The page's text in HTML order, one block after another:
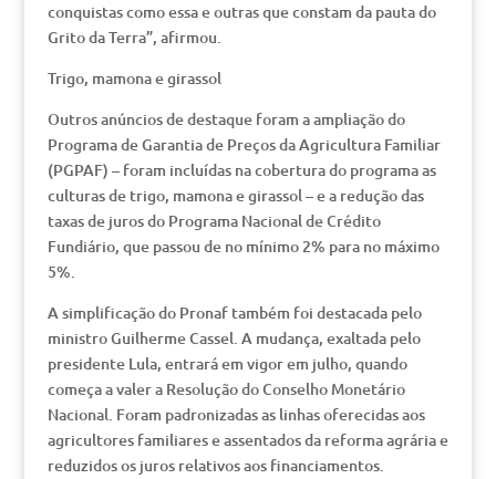
conquistas como essa e outras que constam da pauta do
Grito da Terra”, afirmou.
Trigo, mamona e girassol
Outros anúncios de destaque foram a ampliação do
Programa de Garantia de Preços da Agricultura Familiar
(PGPAF) – foram incluídas na cobertura do programa as
culturas de trigo, mamona e girassol – e a redução das
taxas de juros do Programa Nacional de Crédito
Fundiário, que passou de no mínimo 2% para no máximo
5%.
A simplificação do Pronaf também foi destacada pelo
ministro Guilherme Cassel. A mudança, exaltada pelo
presidente Lula, entrará em vigor em julho, quando
começa a valer a Resolução do Conselho Monetário
Nacional. Foram padronizadas as linhas oferecidas aos
agricultores familiares e assentados da reforma agrária e
reduzidos os juros relativos aos financiamentos.